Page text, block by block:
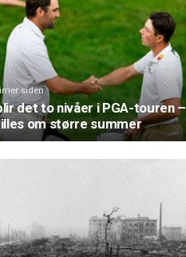
siden
det to nivåer i PGA-touren –
om større summer